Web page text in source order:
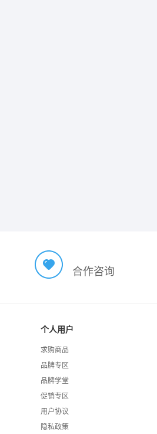
合作咨询
个人用户
求购商品
品牌专区
品牌学堂
促销专区
用户协议
隐私政策